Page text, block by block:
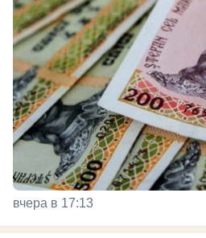
вчера в 17:13